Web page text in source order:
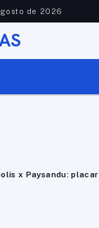
de 2026
x Paysandu: